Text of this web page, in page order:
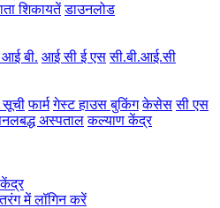
शिकायतें डाउनलोड
आई बी. आई सी ई एस सी.बी.आई.सी
सूची फार्म गेस्ट हाउस बुकिंग केसेस सी एस
अस्पताल कल्याण केंद्र
में लॉगिन करें